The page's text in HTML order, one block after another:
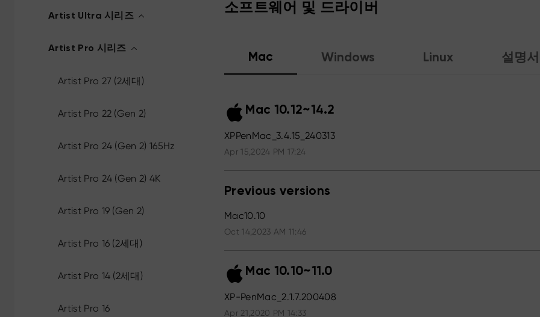
Artist Ultra 시리즈
Artist Pro 시리즈
Artist Pro 27 (2세대)
Artist Pro 22 (Gen 2)
Artist Pro 24 (Gen 2) 165Hz
Artist Pro 24 (Gen 2) 4K
Artist Pro 19 (Gen 2)
Artist Pro 16 (2세대)
Artist Pro 14 (2세대)
Artist Pro 16
소프트웨어 및 드라이버
Mac Windows Linux 설명서
Mac 10.12~14.2
XPPenMac_3.4.15_240313
Apr 15,2024 PM 17:24
Previous versions
Mac10.10
Oct 14,2023 AM 11:46
Mac 10.10~11.0
XP-PenMac_2.1.7.200408
Apr 21,2020 PM 14:33